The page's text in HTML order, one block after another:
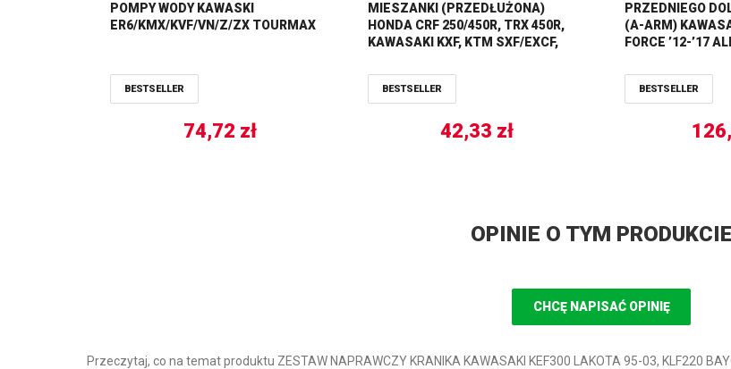
POMPY WODY KAWASKI
ER6/KMX/KVF/VN/Z/ZX TOURMAX
BESTSELLER
74,72 zł
MIESZANKI (PRZEDŁUŻONA)
HONDA CRF 250/450R, TRX 450R,
KAWASAKI KXF, KTM SXF/EXCF,
250/450 ALL BALLS
BESTSELLER
42,33 zł
PRZEDNIEGO
(A-ARM)
FORCE ’12-’17
BESTSELLER
OPINIE O TYM PRODUKCIE
CHCĘ NAPISAĆ OPINIĘ
Przeczytaj, co na temat produktu ZESTAW NAPRAWCZY KRANIKA KAWASAKI KEF300 LAKOTA 95-03, KLF220